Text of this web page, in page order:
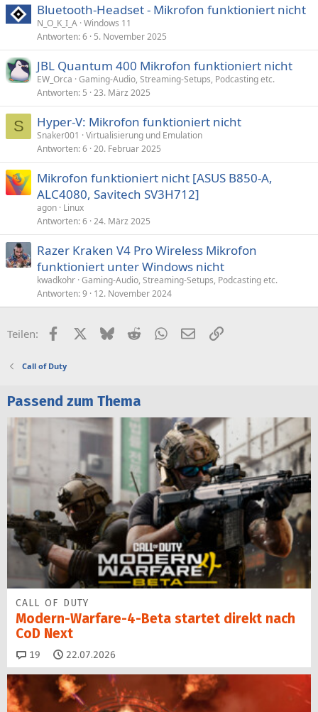
Bluetooth-Headset - Mikrofon funktioniert nicht
N_O_K_I_A Windows 11
Antworten 6 5. November 2025
JBL Quantum 400 Mikrofon funktioniert nicht
EW_Orca Gaming-Audio, Streaming-Setups, Podcasting etc.
Antworten 5 23. März 2025
S Hyper-V: Mikrofon funktioniert nicht
Snaker001
Virtualisierung und Emulation
Antworten 6 20. Februar 2025
Mikrofon funktioniert nicht [ASUS B850-A,
ALC4080, Savitech SV3H712]
agon Linux
Antworten 6 24. März 2025
Razer Kraken V4 Pro Wireless Mikrofon
funktioniert unter Windows nicht
kwadkohr Gaming-Audio, Streaming-Setups, Podcasting etc.
Antworten 9 12. November 2024
Teilen: FacebookX (Twitter)
BlueskyRedditWhatsApp
E-MailLink
Call of Duty
Passend zum Thema
CALL OF DUTY
Modern-Warfare-4-Beta startet direkt nach
CoD Next
19 Kommentare
22.07.2026